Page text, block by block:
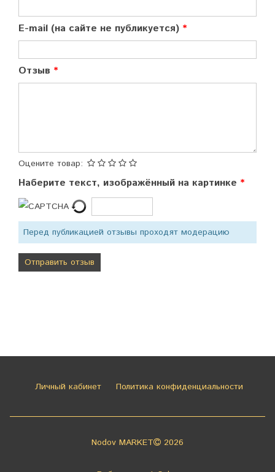
E-mail (на сайте не публикуется)
Отзыв
Оцените товар:
Наберите текст, изображённый на картинке
Перед публикацией отзывы проходят модерацию
Личный кабинет Политика конфиденциальности
Nodov MARKET 2026